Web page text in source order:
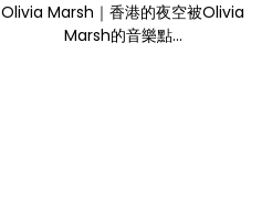
Olivia Marsh｜香港的夜空被Olivia
Marsh的音樂點...